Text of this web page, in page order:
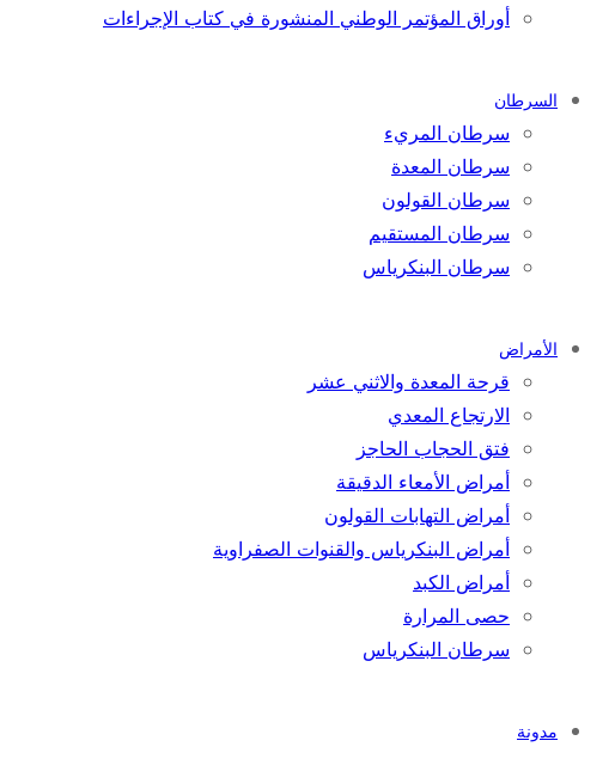
أوراق المؤتمر الوطني المنشورة في كتاب الإجراءات
السرطان
سرطان المريء
سرطان المعدة
سرطان القولون
سرطان المستقيم
سرطان البنكرياس
الأمراض
قرحة المعدة والاثني عشر
الارتجاع المعدي
فتق الحجاب الحاجز
أمراض الأمعاء الدقيقة
أمراض التهابات القولون
أمراض البنكرياس والقنوات الصفراوية
أمراض الكبد
حصى المرارة
سرطان البنكرياس
مدونة